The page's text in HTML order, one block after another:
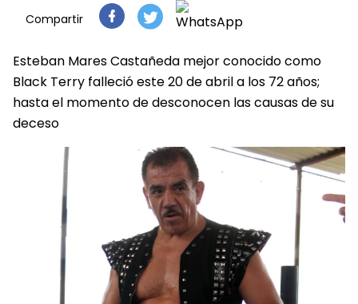
Compartir
Esteban Mares Castañeda mejor conocido como
Black Terry falleció este 20 de abril a los 72 años;
hasta el momento de desconocen las causas de su
deceso